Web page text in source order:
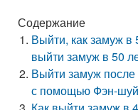
Содержание
Выйти, как замуж в
выйти замуж в 50
Выйти замуж
с помощью Фэн-